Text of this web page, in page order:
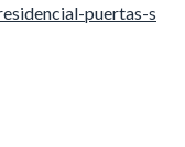
puertas-s